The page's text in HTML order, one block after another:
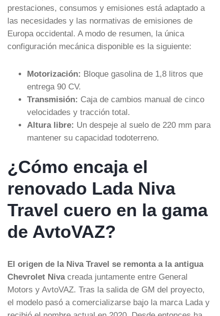
prestaciones, consumos y emisiones está adaptado a
las necesidades y las normativas de emisiones de
Europa occidental. A modo de resumen, la única
configuración mecánica disponible es la siguiente:
Motorización: Bloque gasolina de 1,8 litros que
entrega 90 CV.
Transmisión: Caja de cambios manual de cinco
velocidades y tracción total.
Altura libre: Un despeje al suelo de 220 mm para
mantener su capacidad todoterreno.
¿Cómo encaja el
renovado Lada Niva
Travel cuero en la gama
de AvtoVAZ?
El origen de la Niva Travel se remonta a la antigua
Chevrolet Nivacreada juntamente entre General
Motors y AvtoVAZ. Tras la salida de GM del proyecto,
el modelo pasó a comercializarse bajo la marca Lada y